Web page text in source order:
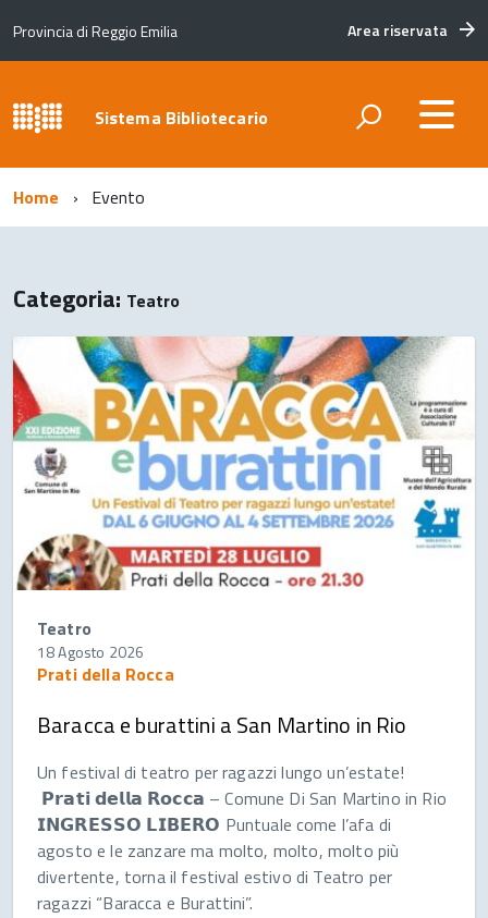
Provincia di Reggio Emilia Area riservata
Sistema Bibliotecario
Home Evento
Categoria: Teatro
Teatro
18 Agosto 2026
Prati della Rocca
Baracca e burattini a San Martino in Rio
Un festival di teatro per ragazzi lungo un’estate!
𝗣𝗿𝗮𝘁𝗶 𝗱𝗲𝗹𝗹𝗮 𝗥𝗼𝗰𝗰𝗮 – Comune Di San Martino in Rio
𝗜𝗡𝗚𝗥𝗘𝗦𝗦𝗢 𝗟𝗜𝗕𝗘𝗥𝗢 Puntuale come l’afa di
agosto e le zanzare ma molto, molto, molto più
divertente, torna il festival estivo di Teatro per
ragazzi “Baracca e Burattini”.